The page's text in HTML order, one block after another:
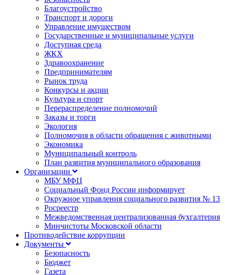
Благоустройство
Транспорт и дороги
Управление имуществом
Государственные и муниципальные услуги
Доступная среда
ЖКХ
Здравоохранение
Предпринимателям
Рынок труда
Конкурсы и акции
Культура и спорт
Перераспределение полномочий
Заказы и торги
Экология
Полномочия в области обращения с животными
Экономика
Муниципальный контроль
План развития муниципального образования
Организации
МБУ МФЦ
Социальный Фонд России информирует
Окружное управления социального развития № 13
Росреестр
Межведомственная централизованная бухгалтерия
Минчистоты Московской области
Противодействие коррупции
Документы
Безопасность
Бюджет
Газета